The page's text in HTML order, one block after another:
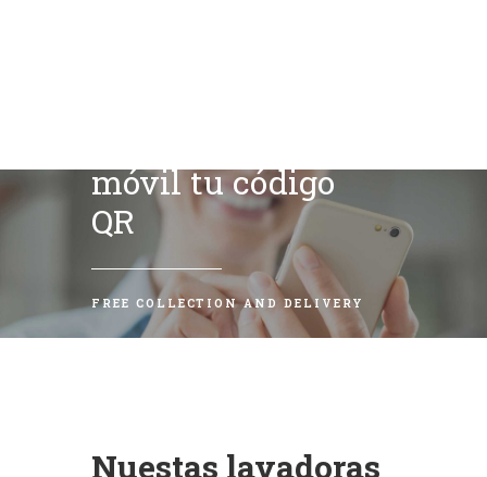
móvil tu código
QR
FREE COLLECTION AND DELIVERY
Nuestas lavadoras